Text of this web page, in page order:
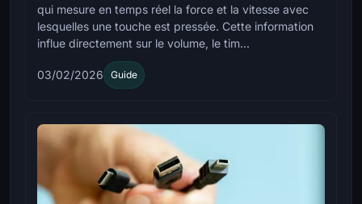
qui mesure en temps réel la force et la vitesse avec
lesquelles une touche est pressée. Cette information
influe directement sur le volume, le tim...
03/02/2026 Guide